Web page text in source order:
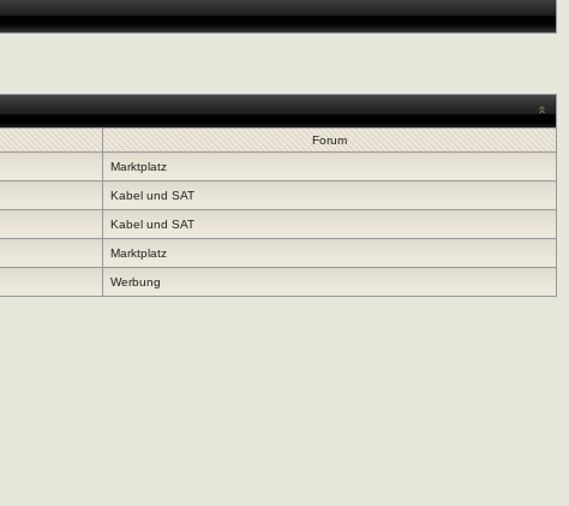
Forum
Marktplatz
Kabel und SAT
Kabel und SAT
Marktplatz
Werbung